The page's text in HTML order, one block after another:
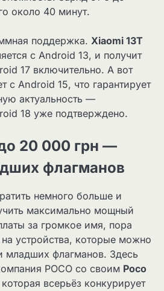
около 40 минут.
поддержка. Xiaomi 13T
с Android 13, и получит
17 включительно. А вот
с Android 15, что гарантирует
актуальность —
18 уже подтверждено.
20 000 грн —
флагманов
немного больше и
максимально мощный
за громкое имя, пора
устройства, которые можно
младших флагманов. Здесь
POCO со своим Poco
всерьёз конкурирует